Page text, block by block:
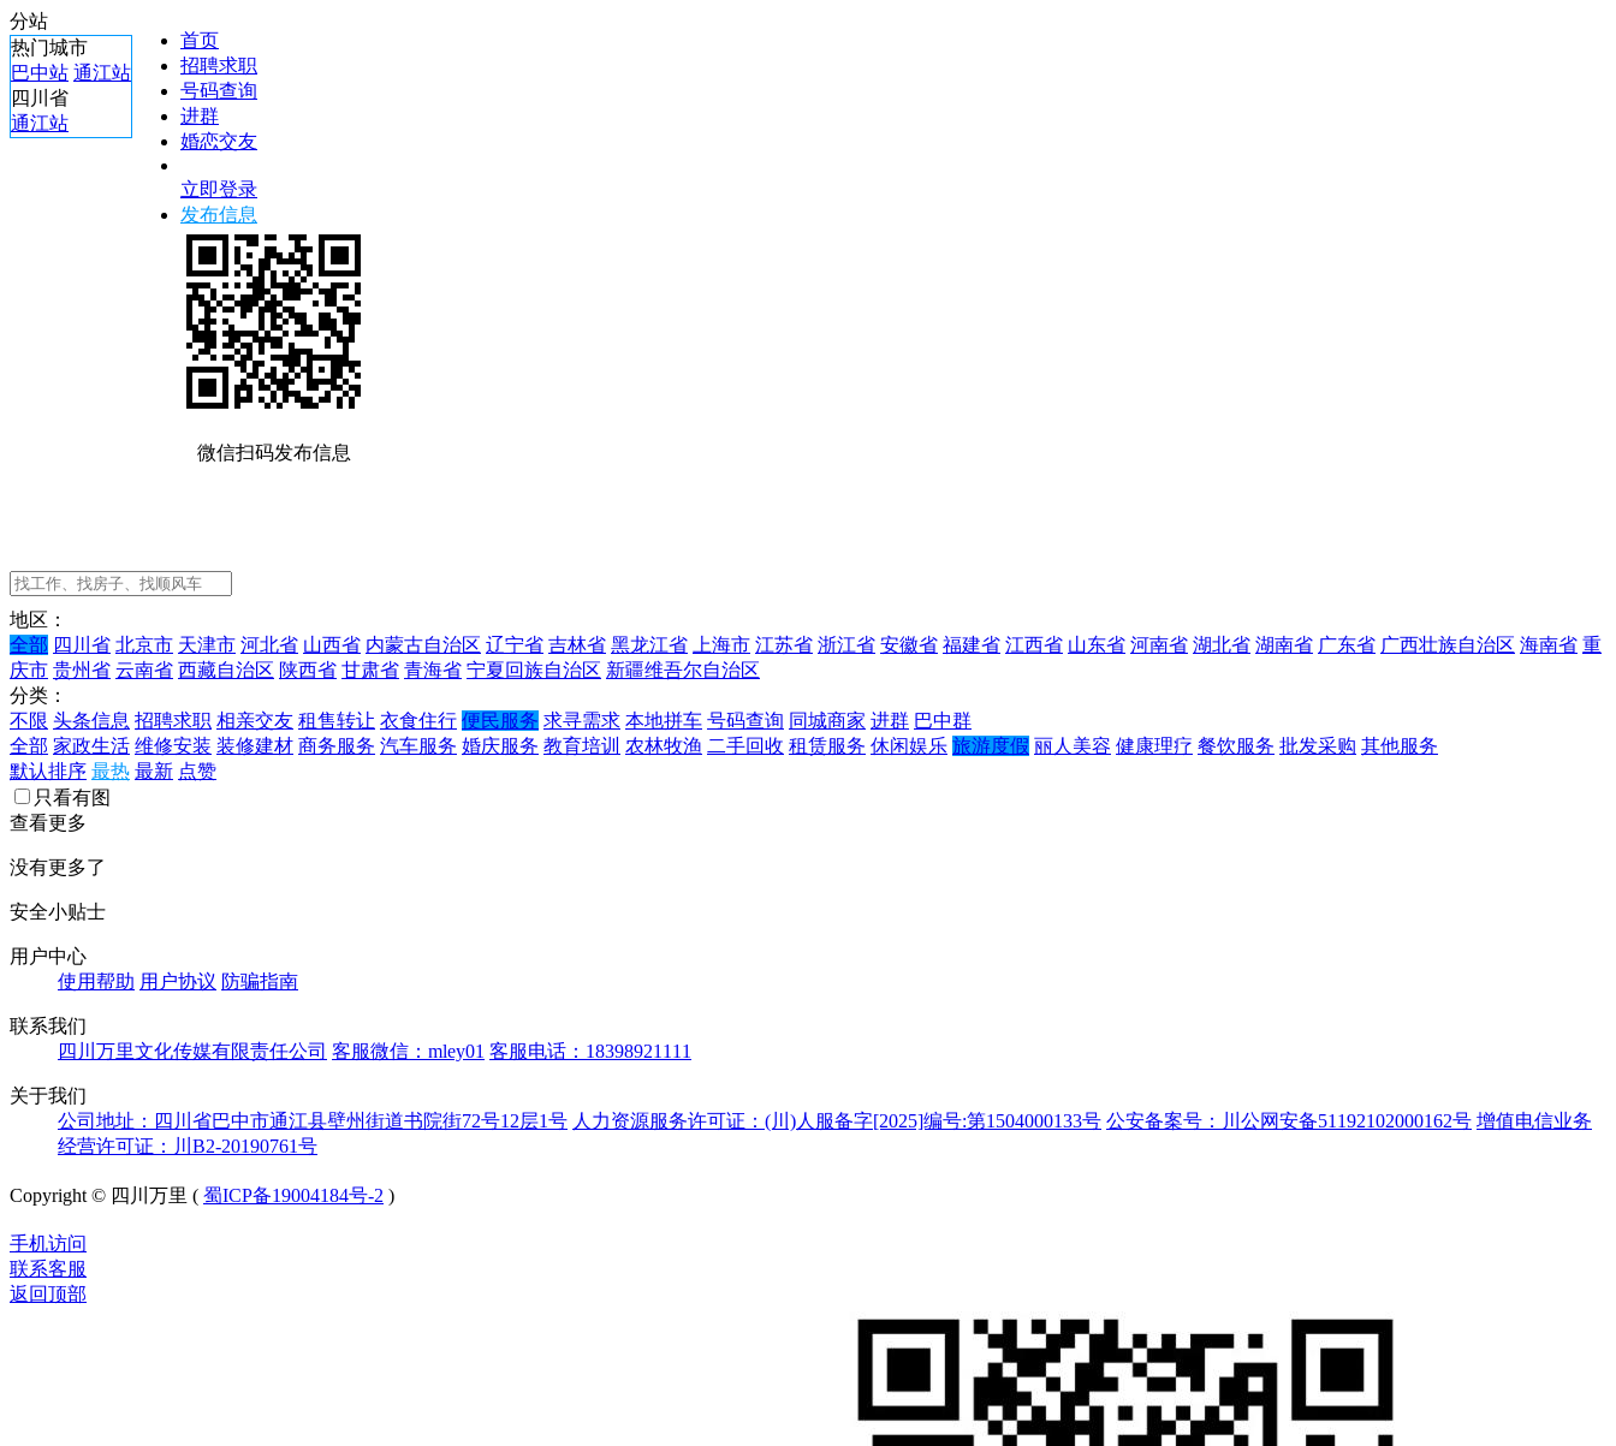
分站
热门城市
巴中站 通江站
四川省
通江站
首页
招聘求职
号码查询
进群
婚恋交友
立即登录
发布信息
微信扫码发布信息
地区：
全部 四川省 北京市 天津市 河北省 山西省 内蒙古自治区 辽宁省 吉林省 黑龙江省 上海市 江苏省 浙江省 安徽省 福建省 江西省 山东省 河南省 湖北省 湖南省 广东省 广西壮族自治区 海南省 重
庆市 贵州省 云南省 西藏自治区 陕西省 甘肃省 青海省 宁夏回族自治区 新疆维吾尔自治区
分类：
不限 头条信息 招聘求职 相亲交友 租售转让 衣食住行 便民服务 求寻需求 本地拼车 号码查询 同城商家 进群 巴中群
全部 家政生活 维修安装 装修建材 商务服务 汽车服务 婚庆服务 教育培训 农林牧渔 二手回收 租赁服务 休闲娱乐 旅游度假 丽人美容 健康理疗 餐饮服务 批发采购 其他服务
默认排序 最热 最新 点赞
只看有图
查看更多
没有更多了
安全小贴士
用户中心
使用帮助 用户协议 防骗指南
联系我们
四川万里文化传媒有限责任公司 客服微信：mley01 客服电话：18398921111
关于我们
公司地址：四川省巴中市通江县壁州街道书院街72号12层1号 人力资源服务许可证：(川)人服备字[2025]编号:第1504000133号 公安备案号：川公网安备51192102000162号 增值电信业务
经营许可证：川B2-20190761号
Copyright © 四川万里 ( 蜀ICP备19004184号-2 )
手机访问
联系客服
返回顶部